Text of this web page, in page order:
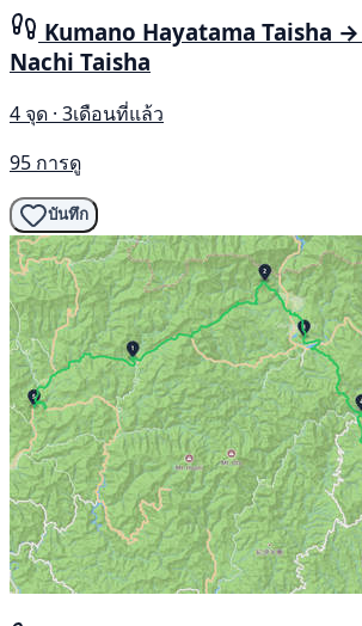
Kumano Hayatama Taisha
Nachi Taisha
4 จุด · 3เดือนที่แล้ว
95 การดู
บันทึก